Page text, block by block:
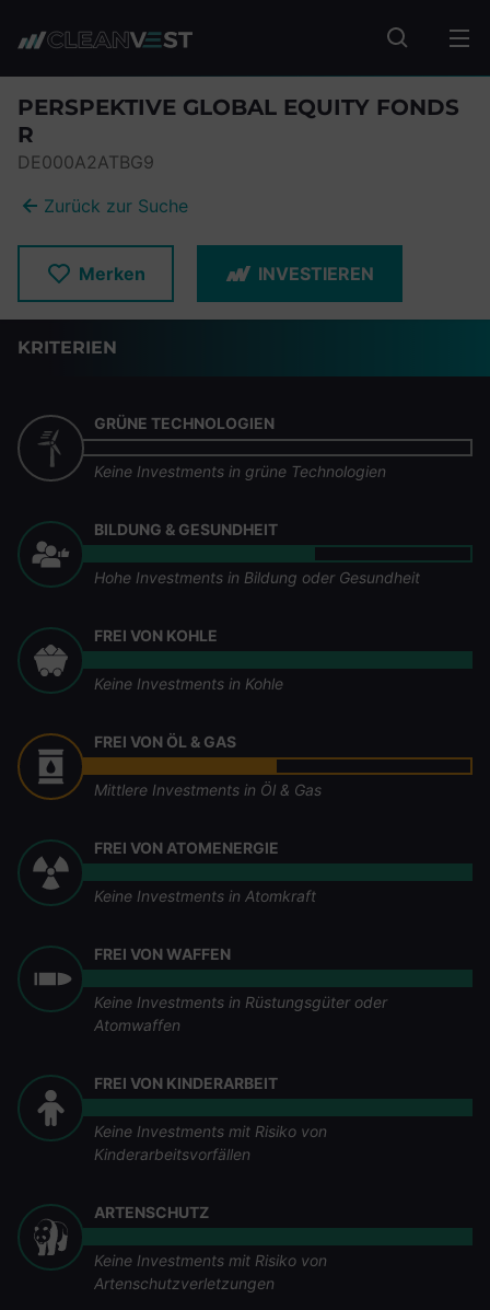
Fonds
PERSPEKTIVE GLOBAL EQUITY FONDS
R
DE000A2ATBG9
Zurück zur Suche
Merken INVESTIEREN
KRITERIEN
GRÜNE TECHNOLOGIEN
Keine Investments in grüne Technologien
BILDUNG & GESUNDHEIT
Hohe Investments in Bildung oder Gesundheit
FREI VON KOHLE
Keine Investments in Kohle
FREI VON ÖL & GAS
Mittlere Investments in Öl & Gas
FREI VON ATOMENERGIE
Keine Investments in Atomkraft
FREI VON WAFFEN
Keine Investments in Rüstungsgüter oder
Atomwaffen
FREI VON KINDERARBEIT
Keine Investments mit Risiko von
Kinderarbeitsvorfällen
ARTENSCHUTZ
Keine Investments mit Risiko von
Artenschutzverletzungen